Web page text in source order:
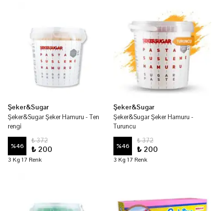
Şeker&Sugar
Şeker&Sugar Şeker Hamuru - Ten
rengi
%46
₺ 372
₺ 200
3 Kg 17 Renk
Şeker&Sugar
Şeker&Sugar Şeker Hamuru -
Turuncu
%46
₺ 372
₺ 200
3 Kg 17 Renk